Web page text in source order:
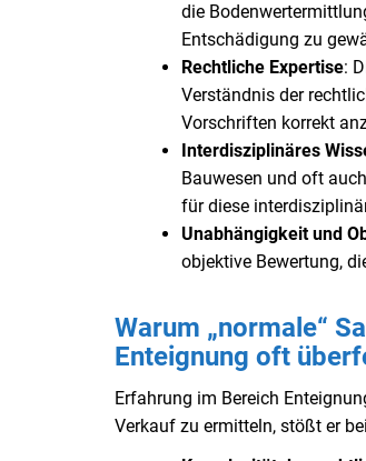
die
Entschädigung zu
Rechtliche Expertise:
Verständnis der
Vorschriften korrekt
Interdisziplinäres
Bauwesen und oft
für diese
Unabhängigkeit und
objektive Bewertung,
Warum „normale“
Enteignung oft
Erfahrung im Bereich
Verkauf zu ermitteln, stößt er